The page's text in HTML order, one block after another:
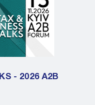
- 2026 A2B